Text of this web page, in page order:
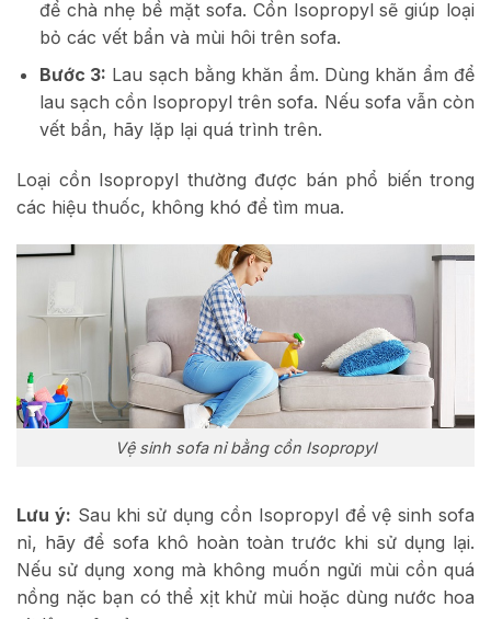
để chà nhẹ bề mặt sofa. Cồn Isopropyl sẽ giúp loại
bỏ các vết bẩn và mùi hôi trên sofa.
Bước 3: Lau sạch bằng khăn ẩm. Dùng khăn ẩm để
lau sạch cồn Isopropyl trên sofa. Nếu sofa vẫn còn
vết bẩn, hãy lặp lại quá trình trên.
Loại cồn Isopropyl thường được bán phổ biến trong
các hiệu thuốc, không khó để tìm mua.
Vệ sinh sofa nỉ bằng cồn Isopropyl
Lưu ý: Sau khi sử dụng cồn Isopropyl để vệ sinh sofa
nỉ, hãy để sofa khô hoàn toàn trước khi sử dụng lại.
Nếu sử dụng xong mà không muốn ngửi mùi cồn quá
nồng nặc bạn có thể xịt khử mùi hoặc dùng nước hoa